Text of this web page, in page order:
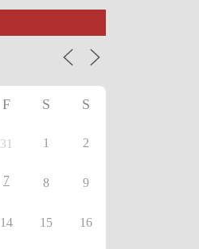
F S S
31 1 2
7 8 9
14 15 16